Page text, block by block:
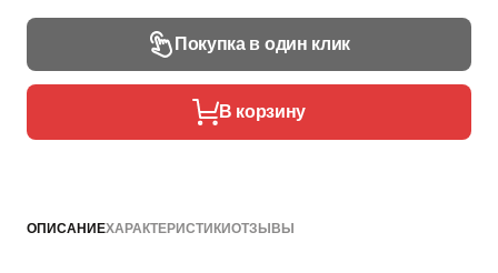
Покупка в один клик
В корзину
ОПИСАНИЕХАРАКТЕРИСТИКИОТЗЫВЫ